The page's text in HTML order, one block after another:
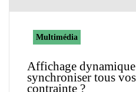
Multimédia
Affichage
synchroniser tous
contrainte ?